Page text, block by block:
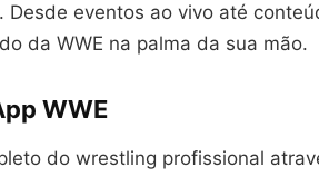
Desde eventos ao vivo até
da WWE na palma da sua mão.
WWE
do wrestling profissional